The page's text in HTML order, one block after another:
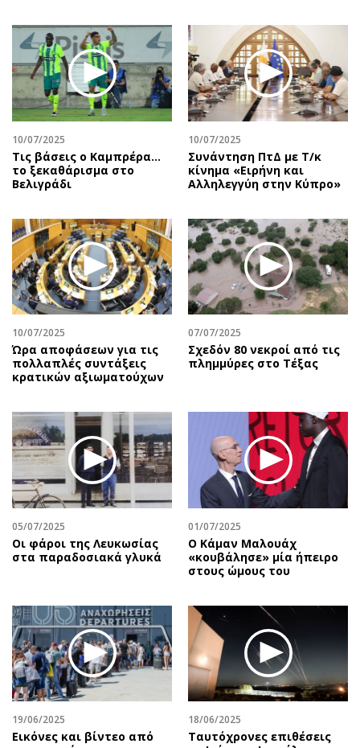
10/07/2025
Τις βάσεις ο Καμπρέρα…
το ξεκαθάρισμα στο
Βελιγράδι
10/07/2025
Συνάντηση ΠτΔ με Τ/κ
κίνημα «Ειρήνη και
Αλληλεγγύη στην Κύπρο»
10/07/2025
Ώρα αποφάσεων για τις
πολλαπλές συντάξεις
κρατικών αξιωματούχων
07/07/2025
Σχεδόν 80 νεκροί από τις
πλημμύρες στο Τέξας
05/07/2025
Οι φάροι της Λευκωσίας
στα παραδοσιακά γλυκά
01/07/2025
Ο Κάμαν Μαλουάχ
«κουβάλησε» μία ήπειρο
στους ώμους του
19/06/2025
Εικόνες και βίντεο από
18/06/2025
Ταυτόχρονες επιθέσεις